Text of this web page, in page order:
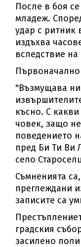
После в боя
младеж.
удар с ритник
издъхва
вследствие
"Възмущава
късно. С
човек, защо
поведението
пред Би Ти Ви
село
Съмненията
преглеждани
записите са
градския
засилено